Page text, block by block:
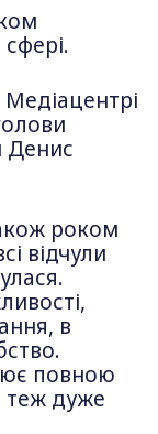
Денис
роком
відчули
в
повною
дуже